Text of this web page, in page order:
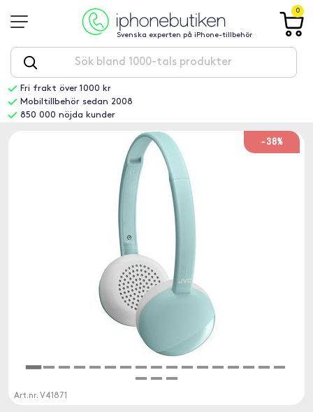
Svenska experten på iPhone-tillbehör
0
Fri frakt över 1000 kr
Mobiltillbehör sedan 2008
850 000 nöjda kunder
-38%
Art.nr. V41871